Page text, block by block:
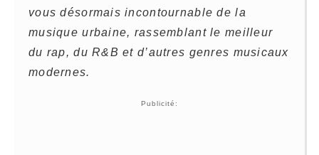
vous désormais incontournable de la
musique urbaine, rassemblant le meilleur
du rap, du R&B et d’autres genres musicaux
modernes.
Publicité: